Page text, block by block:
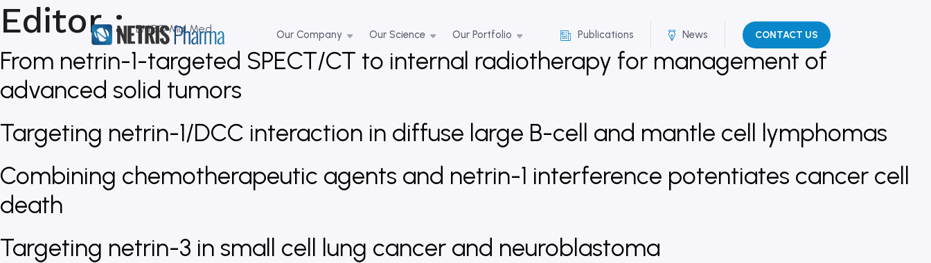
Our Company Our Science Our Portfolio Publications News CONTACT US
Editor :EMBO Mol Med.
From netrin-1-targeted SPECT/CT to internal radiotherapy for management of
advanced solid tumors
Targeting netrin-1/DCC interaction in diffuse large B-cell and mantle cell lymphomas
Combining chemotherapeutic agents and netrin-1 interference potentiates cancer cell
death
Targeting netrin-3 in small cell lung cancer and neuroblastoma